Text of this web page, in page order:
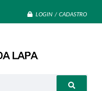
LOGIN / CADASTRO